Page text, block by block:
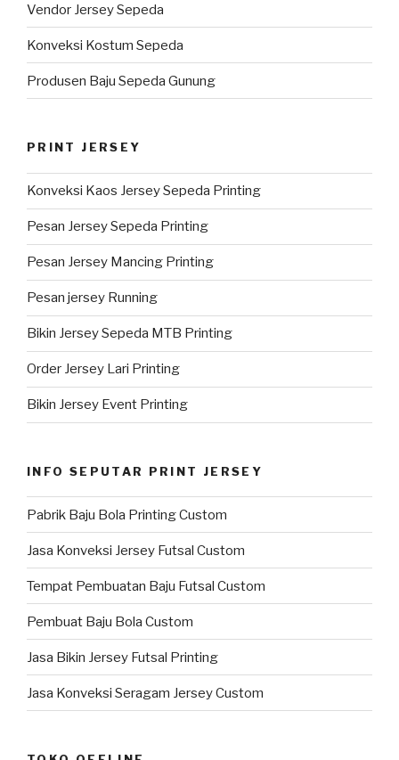
Vendor Jersey Sepeda
Konveksi Kostum Sepeda
Produsen Baju Sepeda Gunung
PRINT JERSEY
Konveksi Kaos Jersey Sepeda Printing
Pesan Jersey Sepeda Printing
Pesan Jersey Mancing Printing
Pesan jersey Running
Bikin Jersey Sepeda MTB Printing
Order Jersey Lari Printing
Bikin Jersey Event Printing
INFO SEPUTAR PRINT JERSEY
Pabrik Baju Bola Printing Custom
Jasa Konveksi Jersey Futsal Custom
Tempat Pembuatan Baju Futsal Custom
Pembuat Baju Bola Custom
Jasa Bikin Jersey Futsal Printing
Jasa Konveksi Seragam Jersey Custom